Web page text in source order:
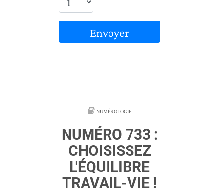
Envoyer
NUMÉROLOGIE
NUMÉRO 733 :
CHOISISSEZ
L'ÉQUILIBRE
TRAVAIL-VIE !